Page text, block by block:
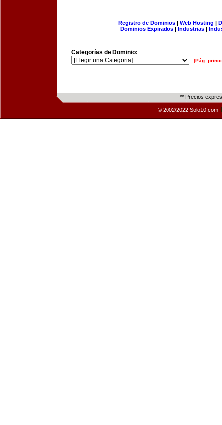
Registro de Dominios| Web Hosting |
Dominios Expirados | Industrias |
Categorías de Dominio:
[Pág.
** Precios
© 2002/2022 Solo10.com